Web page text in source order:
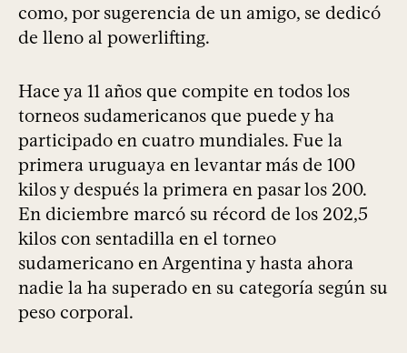
como, por sugerencia de un amigo, se dedicó
de lleno al powerlifting.
Hace ya 11 años que compite en todos los
torneos sudamericanos que puede y ha
participado en cuatro mundiales. Fue la
primera uruguaya en levantar más de 100
kilos y después la primera en pasar los 200.
En diciembre marcó su récord de los 202,5
kilos con sentadilla en el torneo
sudamericano en Argentina y hasta ahora
nadie la ha superado en su categoría según su
peso corporal.